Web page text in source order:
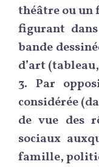
théâtre ou un
figurant
bande
d’art
3. Par
considérée
de vue des
sociaux
famille,